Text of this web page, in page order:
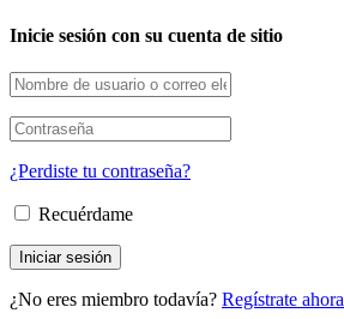
Inicie sesión con su cuenta de sitio
¿Perdiste tu contraseña?
Recuérdame
¿No eres miembro todavía? Regístrate ahora